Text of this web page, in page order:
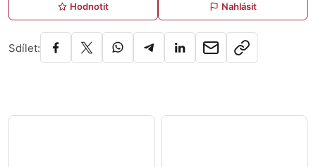
Hodnotit Nahlásit
Sdílet: